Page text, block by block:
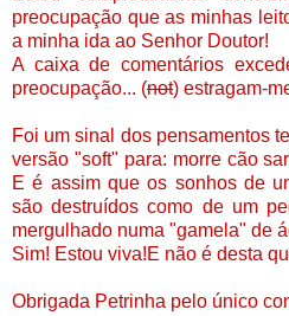
preocupação que as minhas
a minha ida ao Senhor Doutor!
A caixa de comentários
preocupação... (not) estragam-
Foi um sinal dos pensamentos
versão "soft" para: morre cão
E é assim que os sonhos de
são destruídos como de um
mergulhado numa "gamela" de
Sim! Estou viva!E não é desta
Obrigada Petrinha pelo único